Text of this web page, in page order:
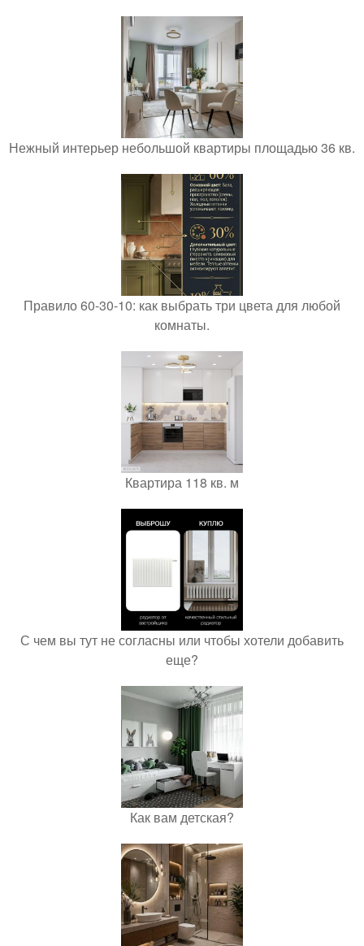
Нежный интерьер небольшой квартиры площадью 36 кв.
Правило 60-30-10: как выбрать три цвета для любой
комнаты.
Квартира 118 кв. м
С чем вы тут не согласны или чтобы хотели добавить
еще?
Как вам детская?